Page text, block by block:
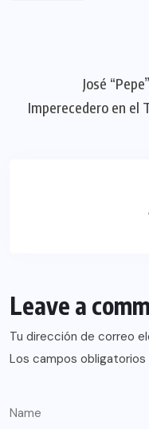
José
Imperecedero en el
Leave a
Tu dirección de correo
Los campos